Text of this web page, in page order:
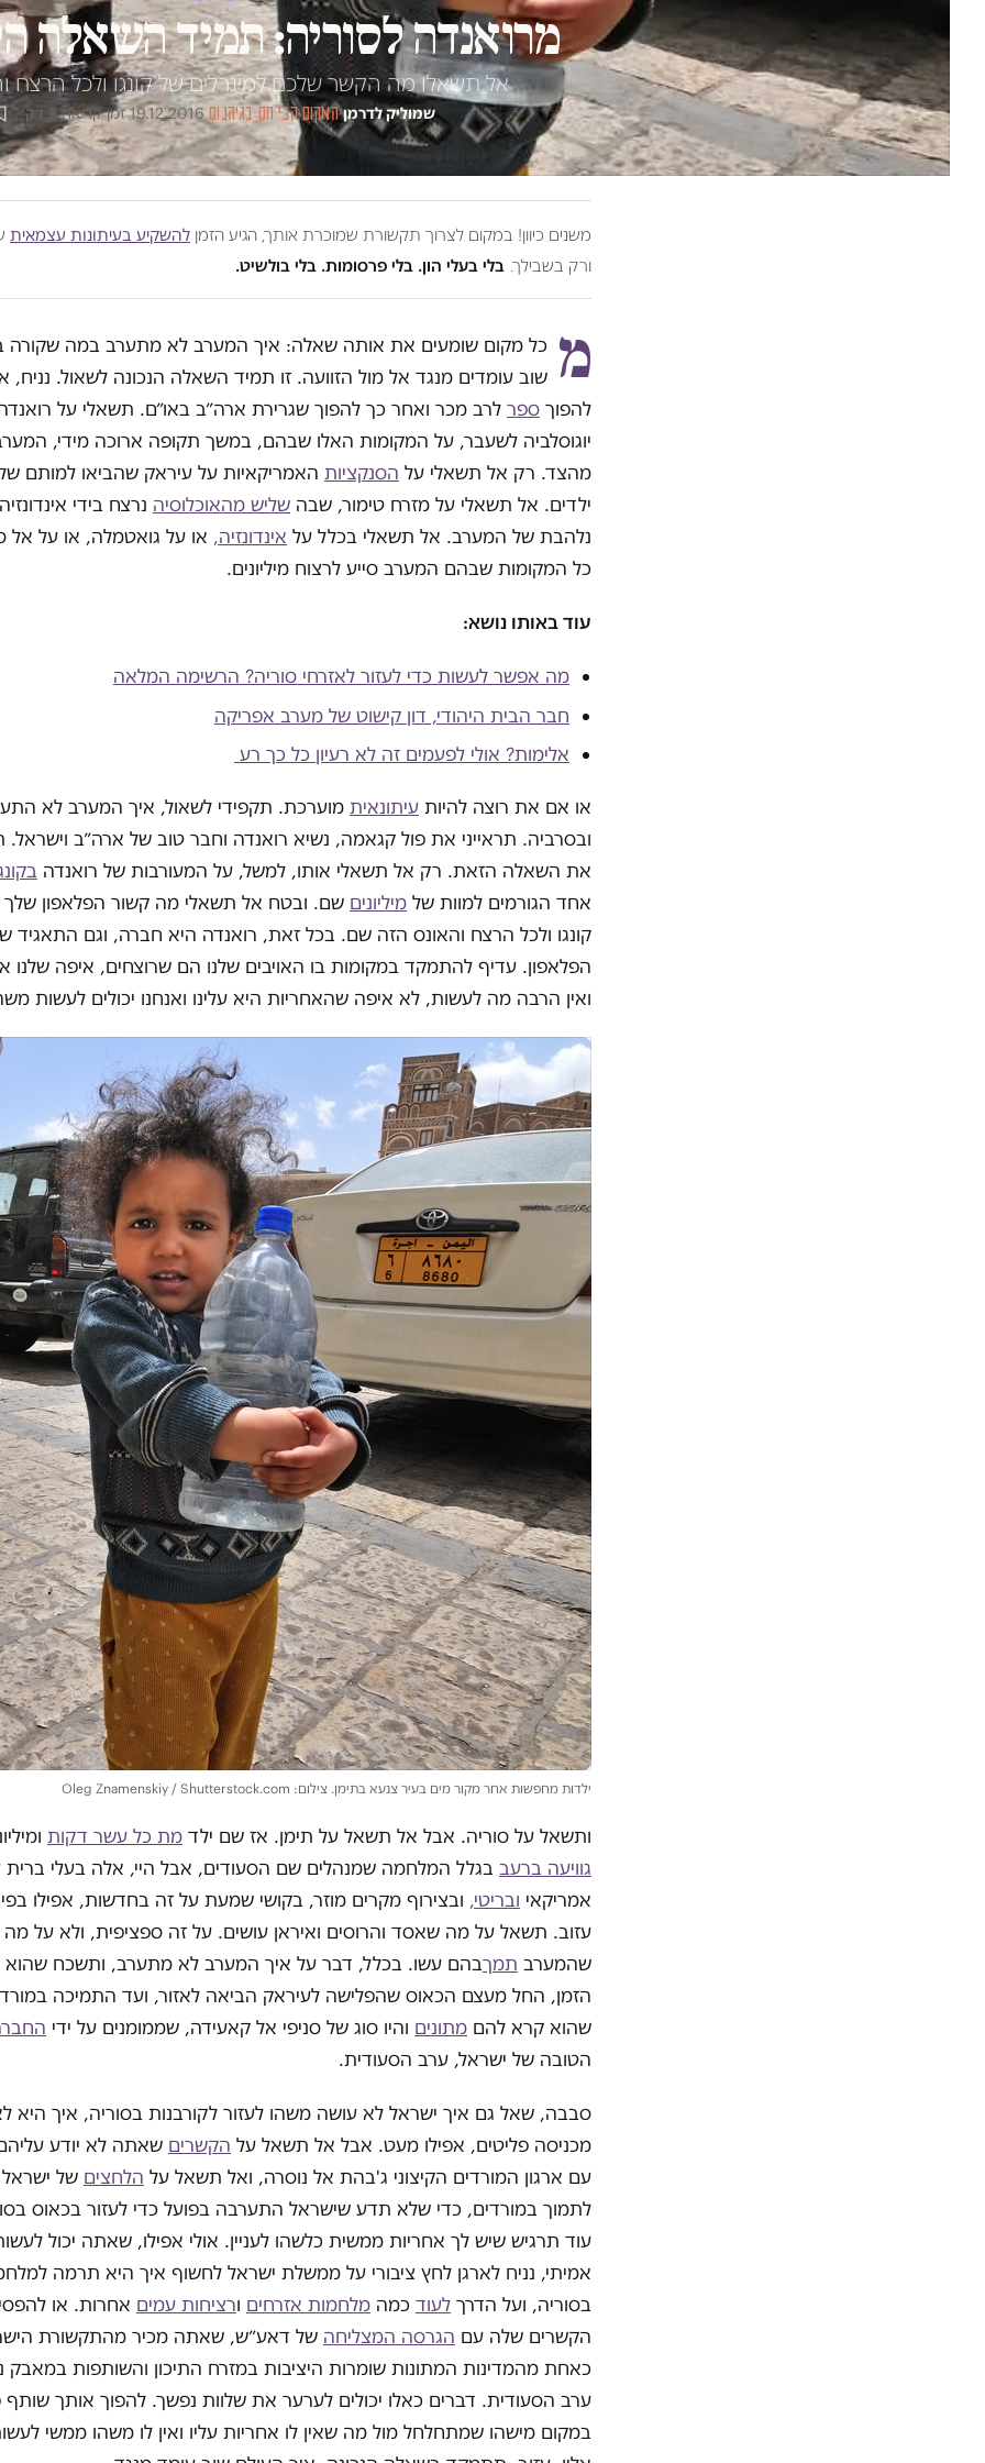
מרואנדה לסוריה: תמיד השאלה
אל תשאלו מה הקשר שלכם למינרלים של קונגו ולכל הרצח
שמוליק לדרמן·המקום הכי חם בגיהנום·
19.12.2016
·זמן קריאה 2 דק׳
משנים כיוון! במקום לצרוך תקשורת שמוכרת אותך, הגיע הזמן להשקיע בעיתונות עצמאית
ורק בשבילך. בלי בעלי הון. בלי פרסומות. בלי בולשיט.
מ כל מקום שומעים את אותה שאלה: איך המערב לא מתערב במה שקורה
שוב עומדים מנגד אל מול הזוועה. זו תמיד השאלה הנכונה לשאול.
להפוך ספר לרב מכר ואחר כך להפוך שגרירת ארה״ב באו״ם. תשאלי על
יוגוסלביה לשעבר, על המקומות האלו שבהם, במשך תקופה ארוכה מידי,
מהצד. רק אל תשאלי על הסנקציות האמריקאיות על עיראק שהביאו למותם של
ילדים. אל תשאלי על מזרח טימור, שבה שליש מהאוכלוסיה נרצח בידי
נלהבת של המערב. אל תשאלי בכלל על אינדונזיה, או על גואטמלה, או על אל
כל המקומות שבהם המערב סייע לרצוח מיליונים.
עוד באותו נושא:
מה אפשר לעשות כדי לעזור לאזרחי סוריה? הרשימה המלאה
חבר הבית היהודי, דון קישוט של מערב אפריקה
אלימות? אולי לפעמים זה לא רעיון כל כך רע
או אם את רוצה להיות עיתונאית מוערכת. תקפידי לשאול, איך המערב לא
ובסרביה. תראייני את פול קגאמה, נשיא רואנדה וחבר טוב של ארה״ב וישראל.
את השאלה הזאת. רק אל תשאלי אותו, למשל, על המעורבות של רואנדה
אחד הגורמים למוות של מיליונים שם. ובטח אל תשאלי מה קשור הפלאפון שלך
קונגו ולכל הרצח והאונס הזה שם. בכל זאת, רואנדה היא חברה, וגם
הפלאפון. עדיף להתמקד במקומות בו האויבים שלנו הם שרוצחים, איפה שלנו
ואין הרבה מה לעשות, לא איפה שהאחריות היא עלינו ואנחנו יכולים לעשות
ילדות מחפשות אחר מקור מים בעיר צנעא בתימן. צילום: Oleg Znamenskiy / Shutterstock.com
ותשאל על סוריה. אבל אל תשאל על תימן. אז שם ילד מת כל עשר דקות
גוויעה ברעב בגלל המלחמה שמנהלים שם הסעודים, אבל היי, אלה בעלי
אמריקאי ובריטי, ובצירוף מקרים מוזר, בקושי שמעת על זה בחדשות, אפילו
עזוב. תשאל על מה שאסד והרוסים ואיראן עושים. על זה ספציפית, ולא על
שהמערב תמךבהם עשו. בכלל, דבר על איך המערב לא מתערב, ותשכח שהוא
הזמן, החל מעצם הכאוס שהפלישה לעיראק הביאה לאזור, ועד התמיכה
שהוא קרא להם מתונים והיו סוג של סניפי אל קאעידה, שממומנים על ידי
הטובה של ישראל, ערב הסעודית.
סבבה, שאל גם איך ישראל לא עושה משהו לעזור לקורבנות בסוריה, איך היא
מכניסה פליטים, אפילו מעט. אבל אל תשאל על הקשרים שאתה לא יודע
עם ארגון המורדים הקיצוני ג'בהת אל נוסרה, ואל תשאל על הלחצים של
לתמוך במורדים, כדי שלא תדע שישראל התערבה בפועל כדי לעזור בכאוס
עוד תרגיש שיש לך אחריות ממשית כלשהו לעניין. אולי אפילו, שאתה יכול
אמיתי, נניח לארגן לחץ ציבורי על ממשלת ישראל לחשוף איך היא תרמה
בסוריה, ועל הדרך לעוד כמה מלחמות אזרחים ורציחות עמים אחרות. או
הקשרים שלה עם הגרסה המצליחה של דאע״ש, שאתה מכיר מהתקשורת
כאחת מהמדינות המתונות שומרות היציבות במזרח התיכון והשותפות במאבק
ערב הסעודית. דברים כאלו יכולים לערער את שלוות נפשך. להפוך אותך שותף
במקום מישהו שמתחלחל מול מה שאין לו אחריות עליו ואין לו משהו ממשי